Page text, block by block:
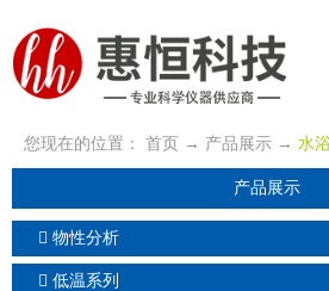
您现在的位置：
首页 → 产品展示 → 水
产品展示
物性分析
低温系列